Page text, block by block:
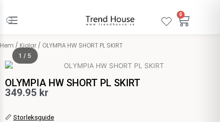
innehåll
0
Hem / Kjolar / OLYMPIA HW SHORT PL SKIRT
1 / 5
OLYMPIA HW SHORT PL SKIRT
349.95 kr
📏 Storleksguide
OLYMPIA